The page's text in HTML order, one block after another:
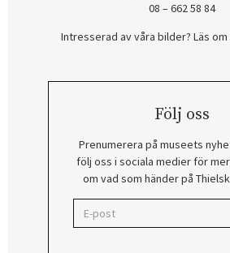
08 – 662 58 84
Intresserad av våra bilder? Läs
Följ oss
Prenumerera på museets
följ oss i sociala medier för
om vad som händer på